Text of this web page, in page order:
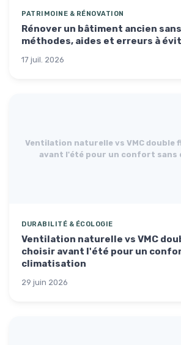
PATRIMOINE & RÉNOVATION
Rénover un bâtiment ancien
méthodes, aides et erreurs à
17 juil. 2026
Ventilation naturelle vs VMC double
avant l'été pour un confort sans
DURABILITÉ & ÉCOLOGIE
Ventilation naturelle vs VMC
choisir avant l'été pour un
climatisation
29 juin 2026